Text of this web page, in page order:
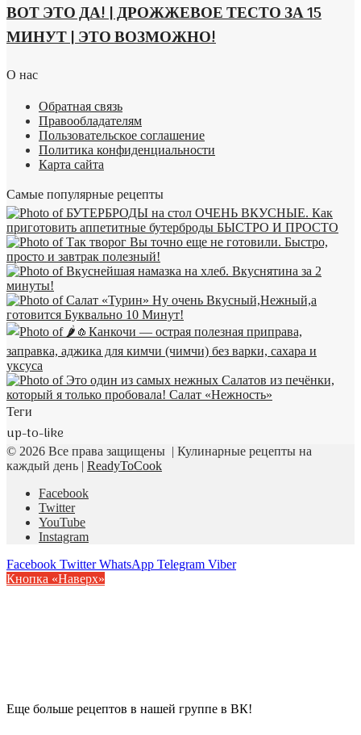
ВОТ ЭТО ДА! | ДРОЖЖЕВОЕ ТЕСТО ЗА 15
МИНУТ | ЭТО ВОЗМОЖНО!
О нас
Обратная связь
Правообладателям
Пользовательское соглашение
Политика конфиденциальности
Карта сайта
Самые популярные рецепты
Теги
up-to-like
© 2026 Все права защищены | Кулинарные рецепты на
каждый день | ReadyToCook
Facebook
Twitter
YouTube
Instagram
Facebook Twitter WhatsApp Telegram Viber
Кнопка «Наверх»
Еще больше рецептов в нашей группе в ВК!